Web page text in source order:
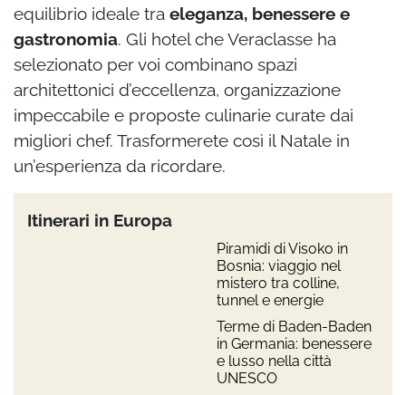
equilibrio ideale tra eleganza, benessere e
gastronomia. Gli hotel che Veraclasse ha
selezionato per voi combinano spazi
architettonici d’eccellenza, organizzazione
impeccabile e proposte culinarie curate dai
migliori chef. Trasformerete così il Natale in
un’esperienza da ricordare.
Itinerari in Europa
Piramidi di Visoko in
Bosnia: viaggio nel
mistero tra colline,
tunnel e energie
Terme di Baden-Baden
in Germania: benessere
e lusso nella città
UNESCO